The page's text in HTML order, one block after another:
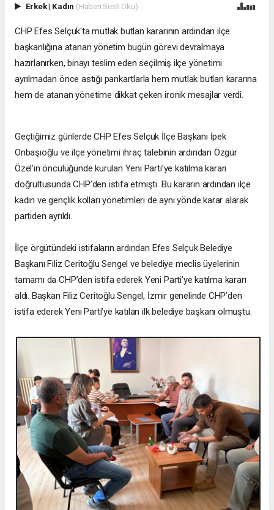
Erkek| Kadın (Haberi Sesli Oku)
CHP Efes Selçuk'ta mutlak butlan kararının ardından ilçe
başkanlığına atanan yönetim bugün görevi devralmaya
hazırlanırken, binayı teslim eden seçilmiş ilçe yönetimi
ayrılmadan önce astığı pankartlarla hem mutlak butlan kararına
hem de atanan yönetime dikkat çeken ironik mesajlar verdi.
Geçtiğimiz günlerde CHP Efes Selçuk İlçe Başkanı İpek
Onbaşıoğlu ve ilçe yönetimi ihraç talebinin ardından Özgür
Özel’in öncülüğünde kurulan Yeni Parti’ye katılma kararı
doğrultusunda CHP’den istifa etmişti. Bu kararın ardından ilçe
kadın ve gençlik kolları yönetimleri de aynı yönde karar alarak
partiden ayrıldı.
İlçe örgütündeki istifaların ardından Efes Selçuk Belediye
Başkanı Filiz Ceritoğlu Sengel ve belediye meclis üyelerinin
tamamı da CHP’den istifa ederek Yeni Parti’ye katılma kararı
aldı. Başkan Filiz Ceritoğlu Sengel, İzmir genelinde CHP’den
istifa ederek Yeni Parti’ye katılan ilk belediye başkanı olmuştu.